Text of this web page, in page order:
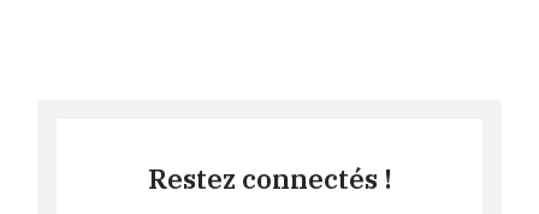
Restez connectés !